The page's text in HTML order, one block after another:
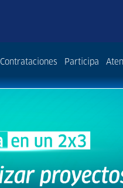
Contrataciones Participa